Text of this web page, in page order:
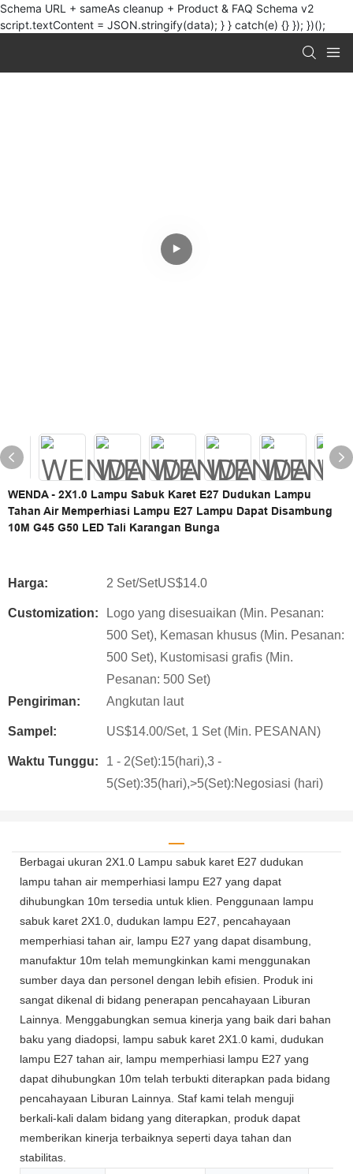
Schema URL + sameAs cleanup + Product & FAQ Schema v2
script.textContent = JSON.stringify(data); } } catch(e) {} }); })();
WENDA - 2X1.0 Lampu Sabuk Karet E27 Dudukan Lampu
Tahan Air Memperhiasi Lampu E27 Lampu Dapat Disambung
10M G45 G50 LED Tali Karangan Bunga
Harga: 2 Set/SetUS$14.0
Customization:
Logo yang disesuaikan (Min. Pesanan:
500 Set), Kemasan khusus (Min. Pesanan:
500 Set), Kustomisasi grafis (Min.
Pesanan: 500 Set)
Pengiriman:
Angkutan laut
Sampel: US$14.00/Set, 1 Set (Min. PESANAN)
Waktu Tunggu:
1 - 2(Set):15(hari),3 -
5(Set):35(hari),>5(Set):Negosiasi (hari)
Berbagai ukuran 2X1.0 Lampu sabuk karet E27 dudukan
lampu tahan air memperhiasi lampu E27 yang dapat
dihubungkan 10m tersedia untuk klien. Penggunaan lampu
sabuk karet 2X1.0, dudukan lampu E27, pencahayaan
memperhiasi tahan air, lampu E27 yang dapat disambung,
manufaktur 10m telah memungkinkan kami menggunakan
sumber daya dan personel dengan lebih efisien. Produk ini
sangat dikenal di bidang penerapan pencahayaan Liburan
Lainnya. Menggabungkan semua kinerja yang baik dari bahan
baku yang diadopsi, lampu sabuk karet 2X1.0 kami, dudukan
lampu E27 tahan air, lampu memperhiasi lampu E27 yang
dapat dihubungkan 10m telah terbukti diterapkan pada bidang
pencahayaan Liburan Lainnya. Staf kami telah menguji
berkali-kali dalam bidang yang diterapkan, produk dapat
memberikan kinerja terbaiknya seperti daya tahan dan
stabilitas.